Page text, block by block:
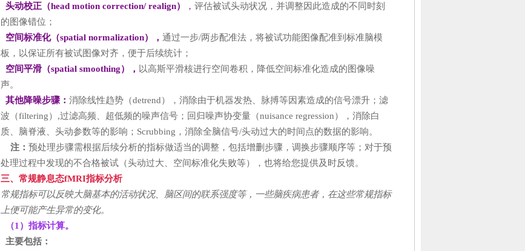
头动校正（head motion correction/ realign）
， 评估被试头动状况，并调整因此造成的不同时刻
的图像错位；
空间标准化（spatial normalization）， 通过一步/两步配准法，将被试功能图像配准到标准脑模
板，以保证所有被试图像对齐，便于后续统计；
空间平滑（spatial smoothing）， 以高斯平滑核进行空间卷积，降低空间标准化造成的图像噪
声。
其他降噪步骤： 消除线性趋势（detrend），消除由于机器发热、脉搏等因素造成的信号漂升；滤
波（filtering）,过滤高频、超低频的噪声信号；回归噪声协变量（nuisance regression），消除白
质、脑脊液、头动参数等的影响；Scrubbing，消除全脑信号/头动过大的时间点的数据的影响。
注： 预处理步骤需根据后续分析的指标做适当的调整，包括增删步骤，调换步骤顺序等；对于预
处理过程中发现的不合格被试（头动过大、空间标准化失败等），也将给您提供及时反馈。
三、常规静息态fMRI指标分析
常规指标可以反映大脑基本的活动状况、脑区间的联系强度等，一些脑疾病患者，在这些常规指标
上便可能产生异常的变化。
（1） 指标计算。
主要包括：